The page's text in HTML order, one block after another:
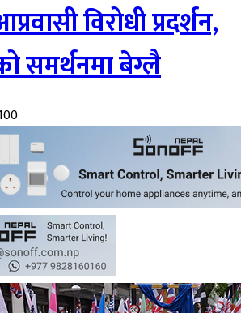
विरोधी प्रदर्शन,
समर्थनमा बेग्लै